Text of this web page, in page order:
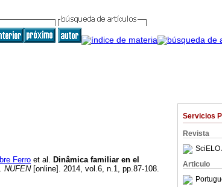
Servicios
Revista
SciELO
Articulo
Ferro et al. Dinâmica familiar en el
NUFEN[online]. 2014, vol.6, n.1, pp.87-108.